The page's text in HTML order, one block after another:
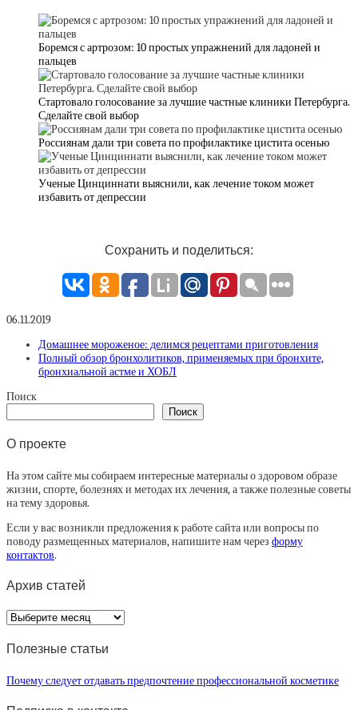
Боремся с артрозом: 10 простых упражнений для ладоней и
пальцев
Стартовало голосование за лучшие частные клиники Петербурга.
Сделайте свой выбор
Россиянам дали три совета по профилактике цистита осенью
Ученые Цинциннати выяснили, как лечение током может
избавить от депрессии
Сохранить и поделиться:
06.11.2019
Домашнее мороженое: делимся рецептами приготовления
Полный обзор бронхолитиков, применяемых при бронхите,
бронхиальной астме и ХОБЛ
Поиск
Поиск
О проекте
На этом сайте мы собираем интересные материалы о здоровом образе
жизни, спорте, болезнях и методах их лечения, а также полезные советы
на тему здоровья.
Если у вас возникли предложения к работе сайта или вопросы по
поводу размещенных материалов, напишите нам через форму
контактов.
Архив статей
Архив
статей
Полезные статьи
Почему следует отдавать предпочтение профессиональной косметике